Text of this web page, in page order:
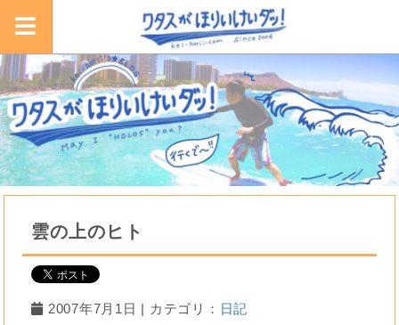
雲の上のヒト
2007年7月1日 | カテゴリ： 日記